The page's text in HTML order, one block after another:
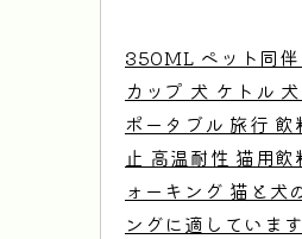
350ML ペット同伴
カップ 犬 ケトル
ポータブル 旅行 飲
止 高温耐性 猫用飲
ォーキング 猫と犬
ングに適していま